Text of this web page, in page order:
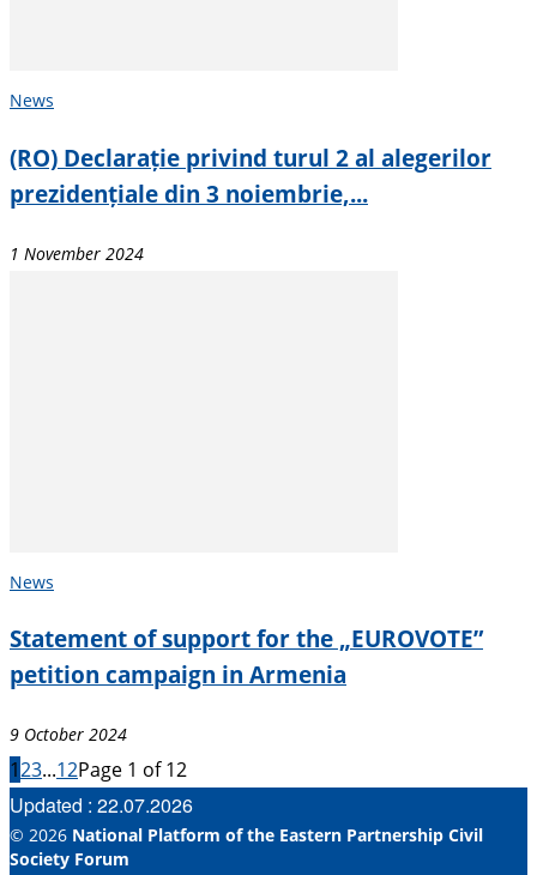
News
(RO) Declarație privind turul 2 al alegerilor
prezidențiale din 3 noiembrie,...
1 November 2024
News
Statement of support for the „EUROVOTE”
petition campaign in Armenia
9 October 2024
123...12Page 1 of 12
Updated : 22.07.2026
© 2026 National Platform of the Eastern Partnership Civil
Society Forum